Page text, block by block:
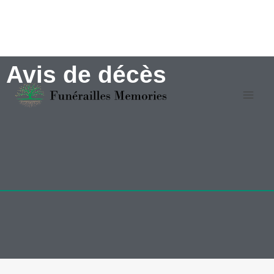
Avis de décès